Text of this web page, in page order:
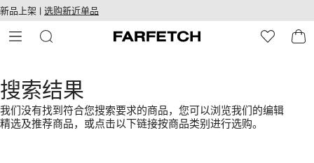
至
内
障碍网络
设
新品上架 | 选购新近单品
搜索结果
我们没有找到符合您搜索要求的商品，您可以浏览我们的编辑
精选及推荐商品，或点击以下链接按商品类别进行选购。